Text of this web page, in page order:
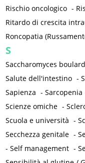
Rischio oncologico -
Ritardo di crescita
Roncopatia
S
Saccharomyces
Salute dell'intestino -
Sapienza -Sarcopenia
Scienze omiche -
Scuola e università -
Secchezza genitale -
-Self management -